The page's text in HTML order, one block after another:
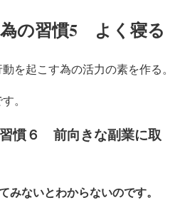
の習慣5 よく寝る
を起こす為の活力の素を作る。
。
慣６ 前向きな副業に取
みないとわからないのです。